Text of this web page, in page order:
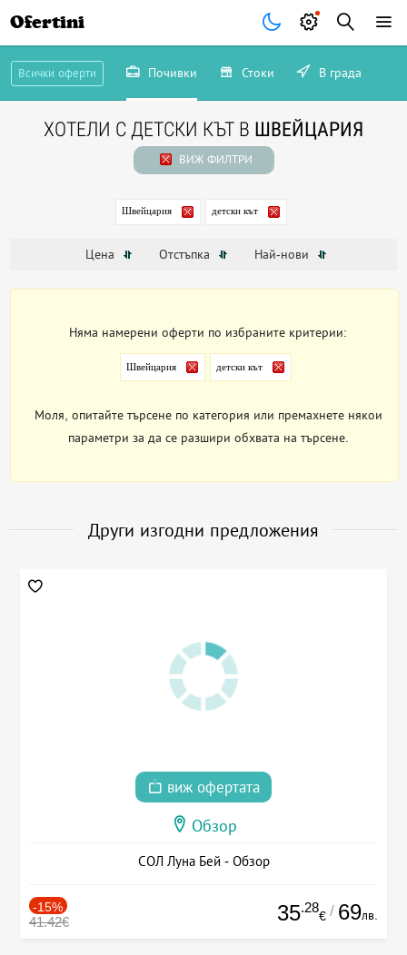
Ofertini
Всички оферти Почивки Стоки В града
ХОТЕЛИ С ДЕТСКИ КЪТ В ШВЕЙЦАРИЯ
ВИЖ ФИЛТРИ
Швейцария детски кът
Цена Отстъпка Най-нови
Няма намерени оферти по избраните критерии:
Швейцария детски кът
Моля, опитайте търсене по категория или премахнете някои
параметри за да се разшири обхвата на търсене.
Други изгодни предложения
виж офертата
Обзор
СОЛ Луна Бей - Обзор
-15%
41.42€ 35.28
€ / 69лв.